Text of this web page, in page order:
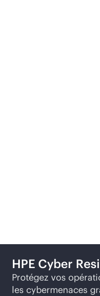
HPE Cyber
Protégez vos
les cybermenaces